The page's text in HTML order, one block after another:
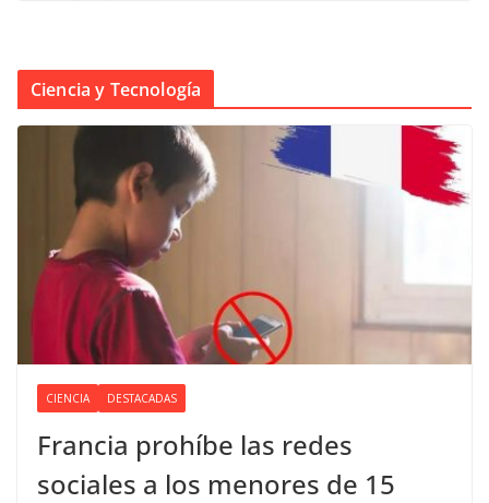
Ciencia y Tecnología
CIENCIA DESTACADAS
Francia prohíbe las redes
sociales a los menores de 15